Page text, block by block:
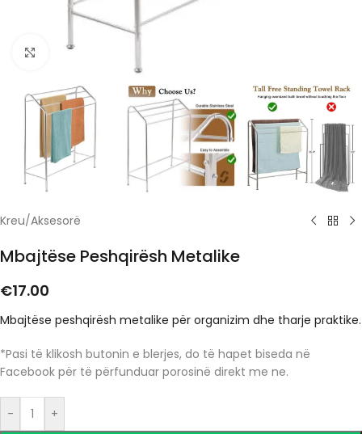
Click to enlarge
Kreu/Aksesorë
Mbajtëse Peshqirësh Metalike
€17.00
Mbajtëse peshqirësh metalike për organizim dhe tharje praktike.
*Pasi të klikosh butonin e blerjes, do të hapet biseda në
Facebook për të përfunduar porosinë direkt me ne.
- +